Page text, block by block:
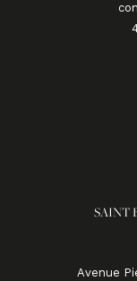
SAINT
Avenue